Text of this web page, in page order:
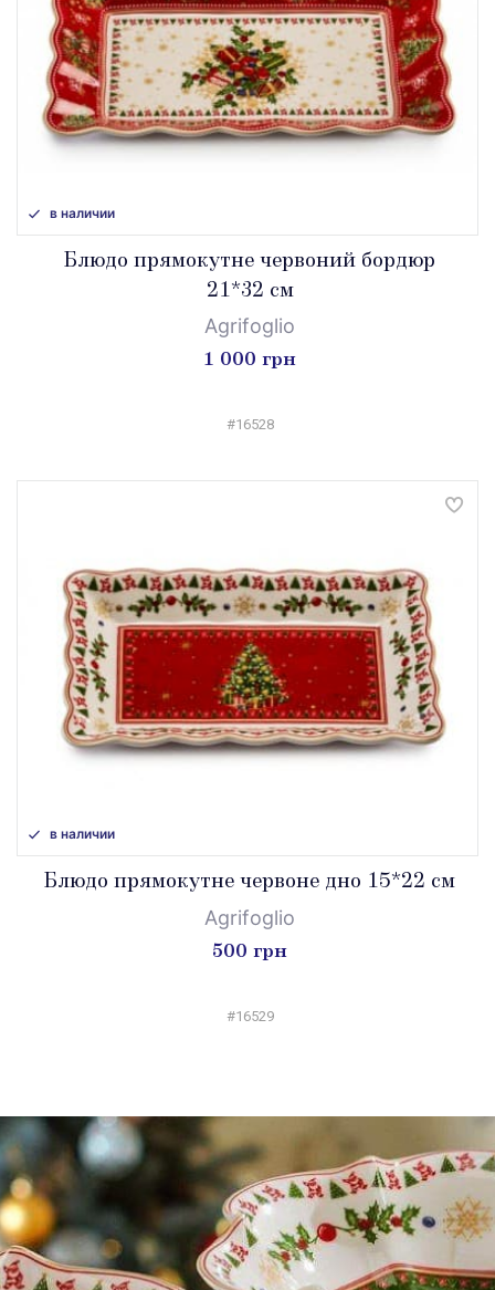
в наличии
Блюдо прямокутне червоний бордюр
21*32 см
Agrifoglio
1 000 грн
#16528
в наличии
Блюдо прямокутне червоне дно 15*22 см
Agrifoglio
500 грн
#16529